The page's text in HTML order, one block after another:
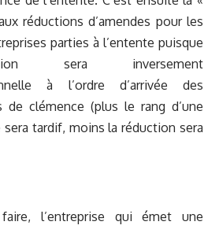
réductions d’amendes pour les
parties à l’entente puisque
sera inversement
à l’ordre d’arrivée des
de clémence (plus le rang d’une
sera tardif, moins la réduction sera
l’entreprise qui émet une